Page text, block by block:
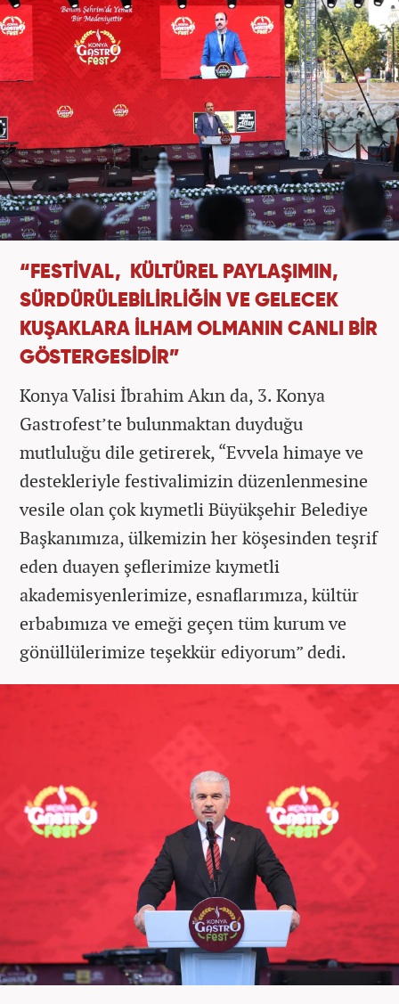
“FESTİVAL, KÜLTÜREL PAYLAŞIMIN,
SÜRDÜRÜLEBİLİRLİĞİN VE GELECEK
KUŞAKLARA İLHAM OLMANIN CANLI BİR
GÖSTERGESİDİR”
Konya Valisi İbrahim Akın da, 3. Konya
Gastrofest’te bulunmaktan duyduğu
mutluluğu dile getirerek, “Evvela himaye ve
destekleriyle festivalimizin düzenlenmesine
vesile olan çok kıymetli Büyükşehir Belediye
Başkanımıza, ülkemizin her köşesinden teşrif
eden duayen şeflerimize kıymetli
akademisyenlerimize, esnaflarımıza, kültür
erbabımıza ve emeği geçen tüm kurum ve
gönüllülerimize teşekkür ediyorum” dedi.